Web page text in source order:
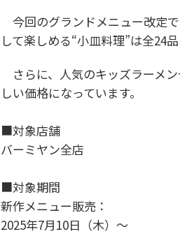
今回のグランドメニュー改定
して楽しめる“小皿料理”は全24
さらに、人気のキッズラーメ
しい価格になっています。
■対象店舗
バーミヤン全店
■対象期間
新作メニュー販売：
2025年7月10日（木）〜